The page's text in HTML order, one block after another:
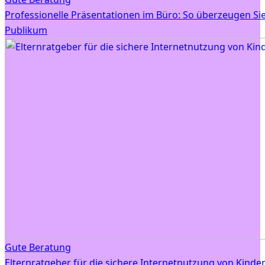
Professionelle Präsentationen im Büro: So überzeugen
Publikum
Gute Beratung